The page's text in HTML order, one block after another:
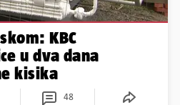
KBC
u dva dana
kisika
48